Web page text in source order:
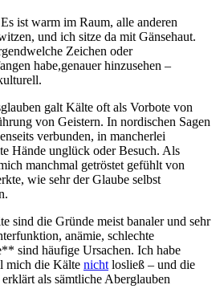
ist‍ warm im Raum, alle anderen
und ich ⁤sitze da mit Gänsehaut.⁢
‌Zeichen oder
habe,genauer hinzusehen –
⁣galt Kälte oft‍ als Vorbote von
von Geistern. In nordischen Sagen
verbunden, in mancherlei
Hände unglück ⁣oder Besuch. Als
manchmal getröstet gefühlt von
wie sehr der ​Glaube selbst
‍sind die Gründe meist banaler ‍und sehr
anämie, schlechte⁤
sind häufige‍ Ursachen. Ich ‍habe‍
mich die Kälte‌ nichtlosließ – und ‌die
als‌ sämtliche ⁣Aberglauben